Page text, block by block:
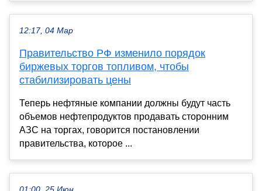
12:17, 04 Мар
Правительство РФ изменило порядок
биржевых торгов топливом, чтобы
стабилизировать цены
Теперь нефтяные компании должны будут часть
объемов нефтепродуктов продавать сторонним
АЗС на торгах, говорится постановлении
правительства, которое ...